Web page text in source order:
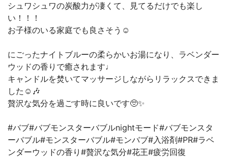
シュワシュワの炭酸力が凄くて、見てるだけでも楽し
い！！！
お子様のいる家庭でも良さそう☺︎︎
にごったナイトブルーの柔らかいお湯になり、ラベンダー
ウッドの香りで癒されます♩
キャンドルを焚いてマッサージしながらリラックスできま
した☺️🎶
贅沢な気分を過ごす時に良いです🥺✨
#バブ#バブモンスターバブルnightモード#バブモンスタ
ーバブル#モンスターバブル#モンバブ#入浴剤#PR#ラベ
ンダーウッドの香り#贅沢な気分#花王#疲労回復